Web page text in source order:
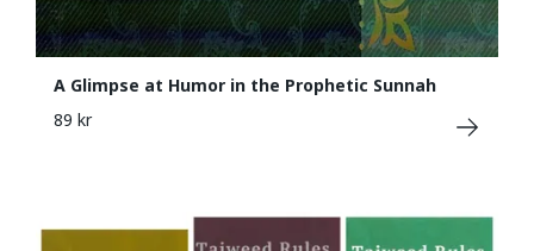
A Glimpse at Humor in the Prophetic Sunnah
89 kr